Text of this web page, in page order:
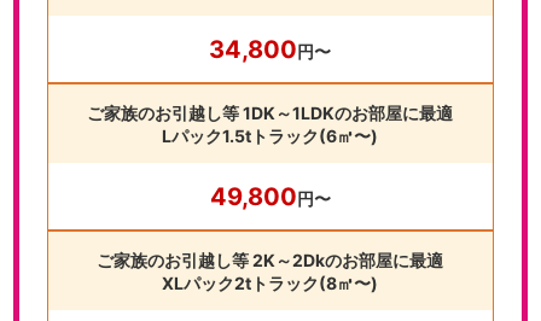
34,800円〜
ご家族のお引越し等 1DK～1LDKのお部屋に最適
Lパック1.5tトラック(6㎥〜)
49,800円〜
ご家族のお引越し等 2K～2Dkのお部屋に最適
XLパック2tトラック(8㎥〜)